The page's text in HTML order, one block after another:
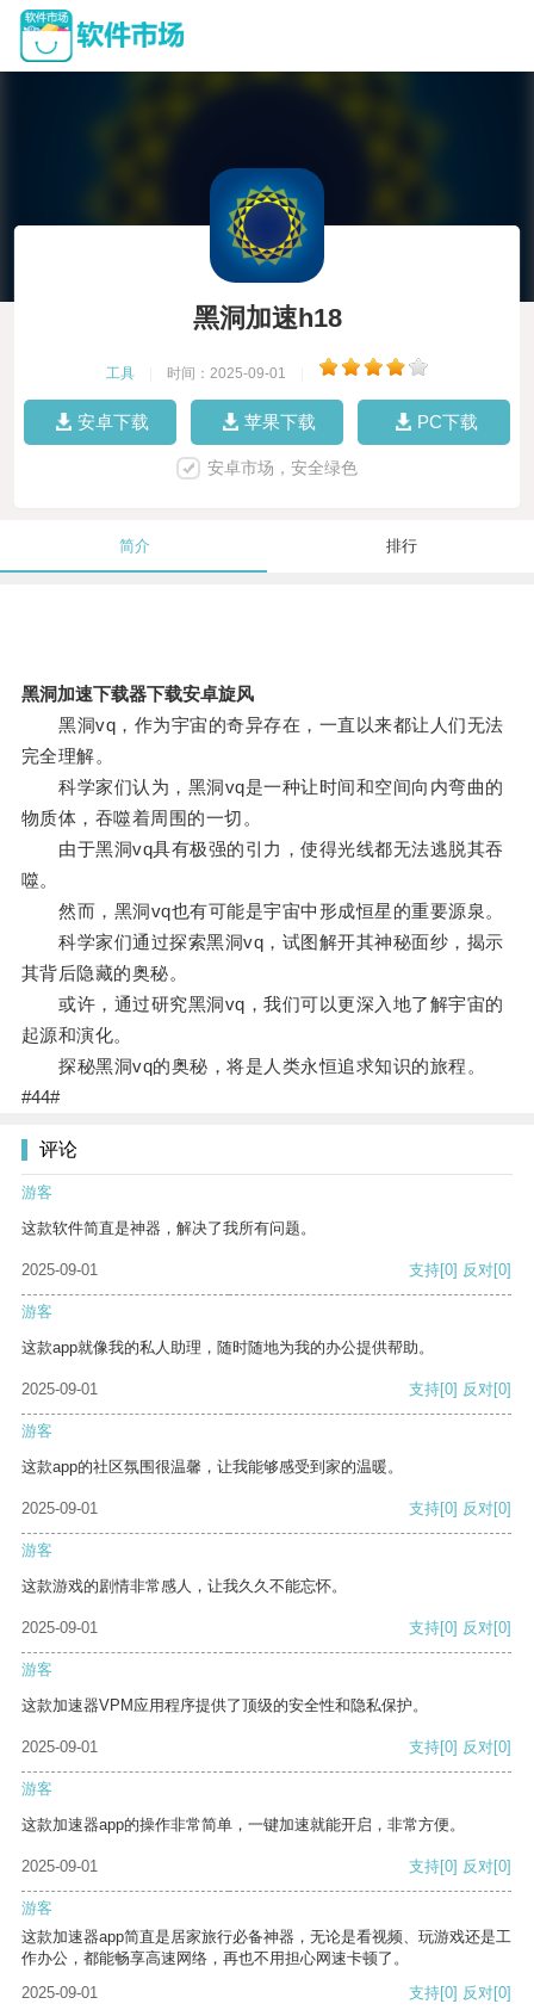
黑洞加速h18
工具 时间：2025-09-01
安卓下载 苹果下载 PC下载
安卓市场，安全绿色
简介 排行
黑洞加速下载器下载安卓旋风
黑洞vq，作为宇宙的奇异存在，一直以来都让人们无法
完全理解。
科学家们认为，黑洞vq是一种让时间和空间向内弯曲的
物质体，吞噬着周围的一切。
由于黑洞vq具有极强的引力，使得光线都无法逃脱其吞
噬。
然而，黑洞vq也有可能是宇宙中形成恒星的重要源泉。
科学家们通过探索黑洞vq，试图解开其神秘面纱，揭示
其背后隐藏的奥秘。
或许，通过研究黑洞vq，我们可以更深入地了解宇宙的
起源和演化。
探秘黑洞vq的奥秘，将是人类永恒追求知识的旅程。
#44#
评论
游客
这款软件简直是神器，解决了我所有问题。
2025-09-01 支持[0] 反对[0]
游客
这款app就像我的私人助理，随时随地为我的办公提供帮助。
2025-09-01 支持[0] 反对[0]
游客
这款app的社区氛围很温馨，让我能够感受到家的温暖。
2025-09-01 支持[0] 反对[0]
游客
这款游戏的剧情非常感人，让我久久不能忘怀。
2025-09-01 支持[0] 反对[0]
游客
这款加速器VPM应用程序提供了顶级的安全性和隐私保护。
2025-09-01 支持[0] 反对[0]
游客
这款加速器app的操作非常简单，一键加速就能开启，非常方便。
2025-09-01 支持[0] 反对[0]
游客
这款加速器app简直是居家旅行必备神器，无论是看视频、玩游戏还是工
作办公，都能畅享高速网络，再也不用担心网速卡顿了。
2025-09-01
支持[0] 反对[0]